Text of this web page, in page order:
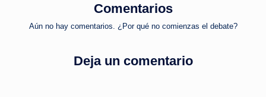
Comentarios
Aún no hay comentarios. ¿Por qué no comienzas el debate?
Deja un comentario